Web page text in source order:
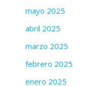
mayo 2025
abril 2025
marzo 2025
febrero 2025
enero 2025